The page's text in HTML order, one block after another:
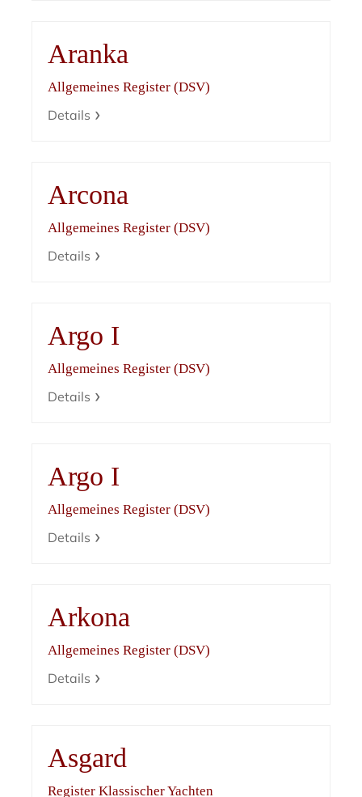
Aranka
Allgemeines Register (DSV)
Details
Arcona
Allgemeines Register (DSV)
Details
Argo I
Allgemeines Register (DSV)
Details
Argo I
Allgemeines Register (DSV)
Details
Arkona
Allgemeines Register (DSV)
Details
Asgard
Register Klassischer Yachten